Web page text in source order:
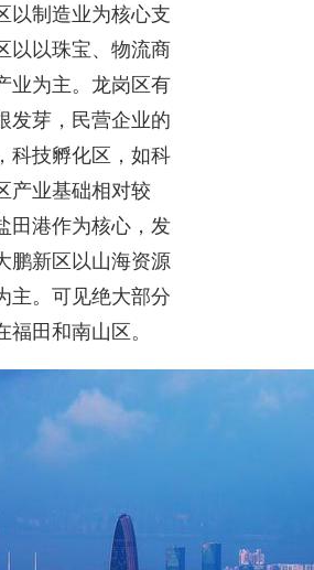
以制造业为核心支
以以珠宝、物流商
业为主。龙岗区有
发芽，民营企业的
科技孵化区，如科
产业基础相对较
田港作为核心，发
鹏新区以山海资源
主。可见绝大部分
田和南山区。